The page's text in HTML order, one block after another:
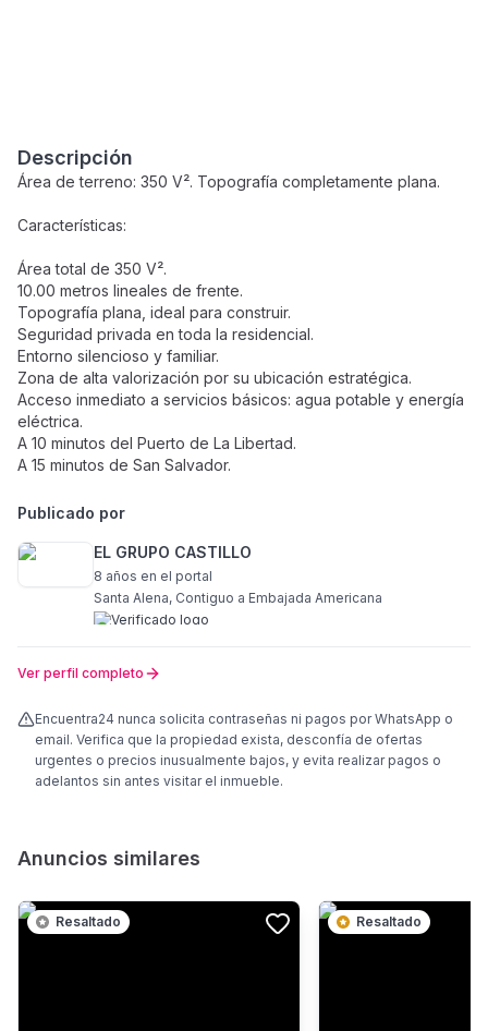
Descripción
Área de terreno: 350 V². Topografía completamente plana.
Características:
Área total de 350 V².
10.00 metros lineales de frente.
Topografía plana, ideal para construir.
Seguridad privada en toda la residencial.
Entorno silencioso y familiar.
Zona de alta valorización por su ubicación estratégica.
Acceso inmediato a servicios básicos: agua potable y energía
eléctrica.
A 10 minutos del Puerto de La Libertad.
A 15 minutos de San Salvador.
Publicado por
EL GRUPO CASTILLO
8 años en el portal
Santa Alena, Contiguo a Embajada Americana
Ver perfil completo
Encuentra24 nunca solicita contraseñas ni pagos por WhatsApp o
email. Verifica que la propiedad exista, desconfía de ofertas
urgentes o precios inusualmente bajos, y evita realizar pagos o
adelantos sin antes visitar el inmueble.
Anuncios similares
Resaltado Resaltado